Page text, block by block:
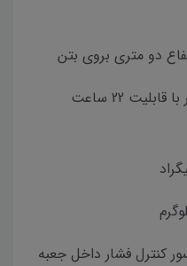
دو متری بروی بتن
باتری هوشمند 13600 میلی آمپر با قابلیت 22 ساعت
کنترل فشار داخل جعبه